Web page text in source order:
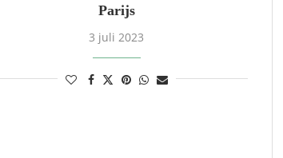
Parijs
3 juli 2023